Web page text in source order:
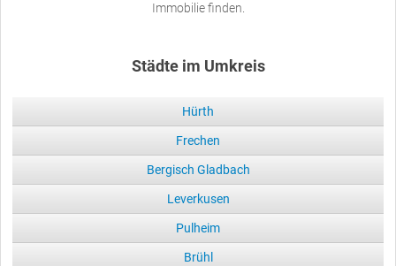
Immobilie finden.
Städte im Umkreis
Hürth
Frechen
Bergisch Gladbach
Leverkusen
Pulheim
Brühl